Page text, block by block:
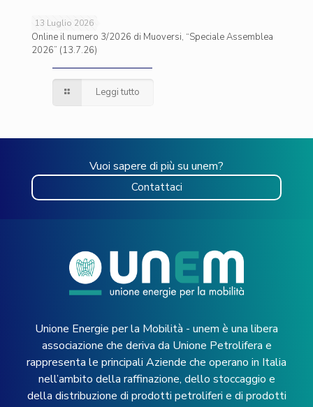
13 Luglio 2026
Online il numero 3/2026 di Muoversi, “Speciale Assemblea
2026” (13.7.26)
Leggi tutto
Vuoi sapere di più su unem?
Contattaci
Unione Energie per la Mobilità - unem è una libera
associazione che deriva da Unione Petrolifera e
rappresenta le principali Aziende che operano in Italia
nell’ambito della raffinazione, dello stoccaggio e
della distribuzione di prodotti petroliferi e di prodotti